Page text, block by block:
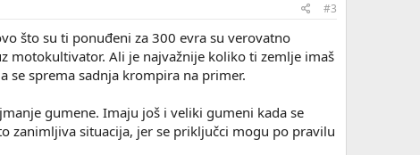
#3
što su ti ponuđeni za 300 evra su verovatno
motokultivator. Ali je najvažnije koliko ti zemlje imaš
se sprema sadnja krompira na primer.
gumene. Imaju još i veliki gumeni kada se
zanimljiva situacija, jer se priključci mogu po pravilu